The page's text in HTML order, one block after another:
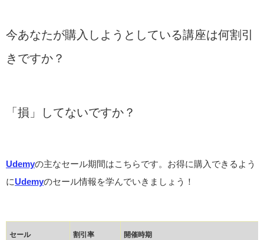
今あなたが購入しようとしている講座は何割引
きですか？
「損」してないですか？
Udemyの主なセール期間はこちらです。お得に購入できるよう
にUdemyのセール情報を学んでいきましょう！
セール 割引率 開催時期